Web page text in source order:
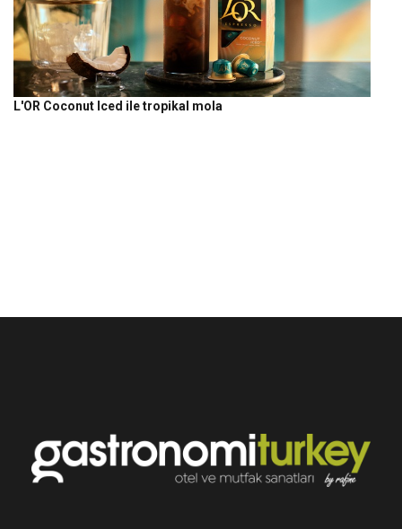
L'OR Coconut Iced ile tropikal mola